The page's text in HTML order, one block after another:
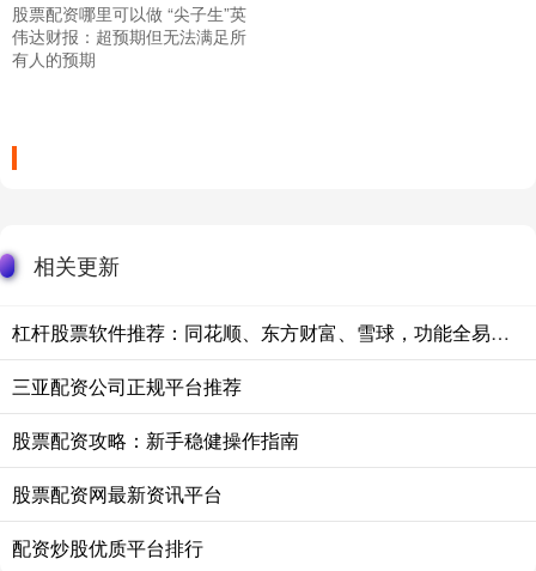
股票配资哪里可以做 “尖子生”英
伟达财报：超预期但无法满足所
有人的预期
相关更新
杠杆股票软件推荐：同花顺、东方财富、雪球，功能全易操作。
三亚配资公司正规平台推荐
股票配资攻略：新手稳健操作指南
股票配资网最新资讯平台
配资炒股优质平台排行